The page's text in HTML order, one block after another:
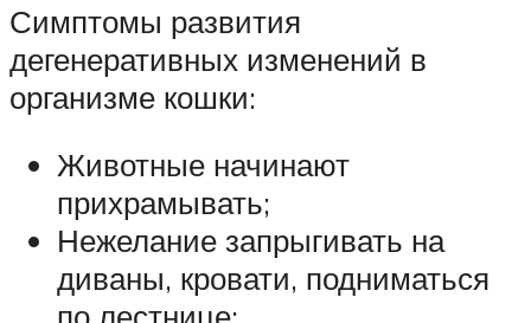
Симптомы развития
дегенеративных изменений в
организме кошки:
Животные начинают
прихрамывать;
Нежелание запрыгивать на
диваны, кровати, подниматься